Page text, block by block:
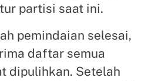
partisi saat ini.
pemindaian selesai,
daftar semua
dipulihkan. Setelah